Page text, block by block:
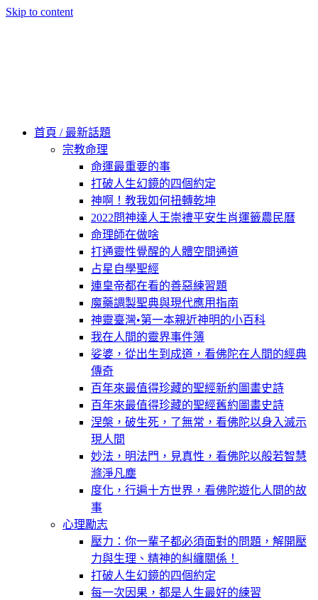
Skip to content
首頁 / 最新話題
宗教命理
命運最重要的事
打破人生幻鏡的四個約定
神啊！教我如何扭轉乾坤
2022問神達人王崇禮平安生肖運籤農民曆
命理師在做啥
打通靈性覺醒的人體空間通道
占星自學聖經
連皇帝都在看的善惡練習題
魔藥調製聖典與現代應用指南
神靈臺灣•第一本親近神明的小百科
我在人間的靈界事件簿
娑婆，從出生到成道，看佛陀在人間的經典
傳奇
百年來最值得珍藏的聖經新約圖畫史詩
百年來最值得珍藏的聖經舊約圖畫史詩
涅槃，破生死，了無常，看佛陀以身入滅示
現人間
妙法，明法門，見真性，看佛陀以般若智慧
滌淨凡塵
度化，行遍十方世界，看佛陀遊化人間的故
事
心理勵志
壓力：你一輩子都必須面對的問題，解開壓
力與生理、精神的糾纏關係！
打破人生幻鏡的四個約定
每一次因果，都是人生最好的練習